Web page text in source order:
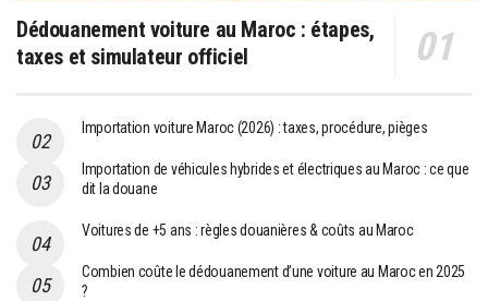
Dédouanement voiture au Maroc : étapes,
taxes et simulateur officiel
Importation voiture Maroc (2026) : taxes, procédure, pièges
Importation de véhicules hybrides et électriques au Maroc : ce que
dit la douane
Voitures de +5 ans : règles douanières & coûts au Maroc
Combien coûte le dédouanement d’une voiture au Maroc en 2025
?